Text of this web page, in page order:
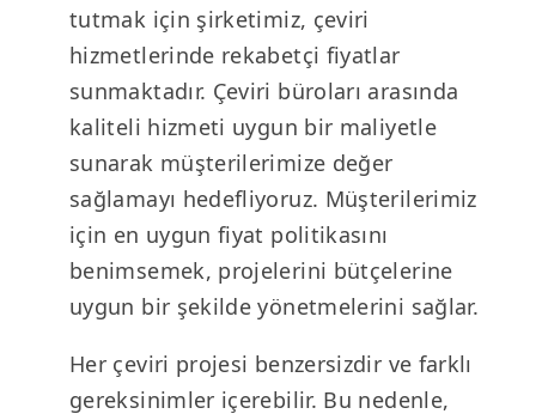
tutmak için şirketimiz, çeviri
hizmetlerinde rekabetçi fiyatlar
sunmaktadır. Çeviri büroları arasında
kaliteli hizmeti uygun bir maliyetle
sunarak müşterilerimize değer
sağlamayı hedefliyoruz. Müşterilerimiz
için en uygun fiyat politikasını
benimsemek, projelerini bütçelerine
uygun bir şekilde yönetmelerini sağlar.
Her çeviri projesi benzersizdir ve farklı
gereksinimler içerebilir. Bu nedenle,